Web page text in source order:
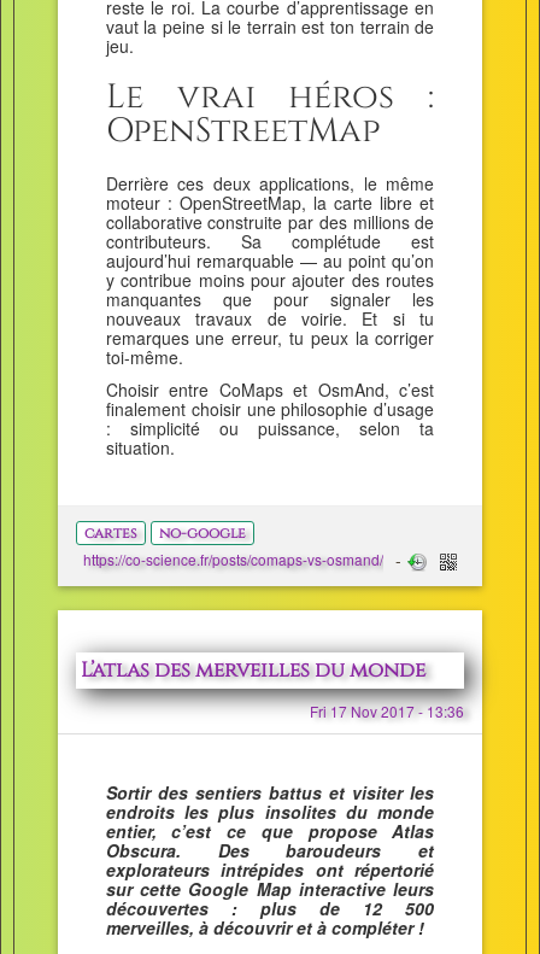
reste le roi. La courbe d’apprentissage en
vaut la peine si le terrain est ton terrain de
jeu.
Le vrai héros :
OpenStreetMap
Derrière ces deux applications, le même
moteur : OpenStreetMap, la carte libre et
collaborative construite par des millions de
contributeurs. Sa complétude est
aujourd’hui remarquable — au point qu’on
y contribue moins pour ajouter des routes
manquantes que pour signaler les
nouveaux travaux de voirie. Et si tu
remarques une erreur, tu peux la corriger
toi-même.
Choisir entre CoMaps et OsmAnd, c’est
finalement choisir une philosophie d’usage
: simplicité ou puissance, selon ta
situation.
cartes no-google
https://co-science.fr/posts/comaps-vs-osmand/
L’atlas des merveilles du monde
Fri 17 Nov 2017 - 13:36
Sortir des sentiers battus et visiter les
endroits les plus insolites du monde
entier, c’est ce que propose Atlas
Obscura. Des baroudeurs et
explorateurs intrépides ont répertorié
sur cette Google Map interactive leurs
découvertes : plus de 12 500
merveilles, à découvrir et à compléter !